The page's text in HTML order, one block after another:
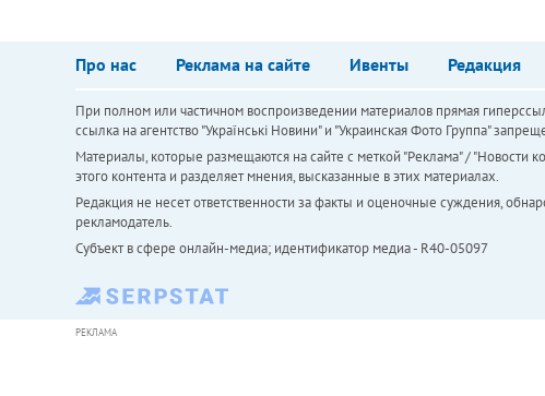
Про нас Реклама на сайте Ивенты Редакция
При полном или частичном воспроизведении материалов прямая
ссылка на агентство "Українськi Новини" и "Украинская Фото Группа"
Материалы, которые размещаются на сайте с меткой "Реклама" / "Новости
этого контента и разделяет мнения, высказанные в этих материалах.
Редакция не несет ответственности за факты и оценочные суждения,
рекламодатель.
Субъект в сфере онлайн-медиа; идентификатор медиа - R40-05097
РЕКЛАМА